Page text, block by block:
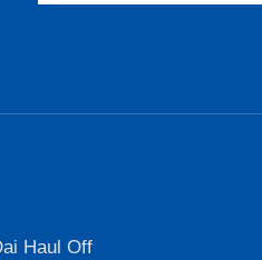
Haul Off